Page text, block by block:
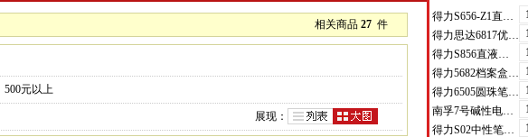
相关商品 27件
500元以上
展现：
得力S656-Z1直液式走珠笔0.5mm子弹头(红)(支)
得力思达6817优逸白板笔(黑)(支)
得力S856直液式走珠笔(黑)(支)
得力5682档案盒(蓝)(只)
得力6505圆珠笔0.7mm子弹头(蓝)(支)
南孚7号碱性电池聚能环4代
得力S02中性笔0.7mm弹簧头(黑)(支)